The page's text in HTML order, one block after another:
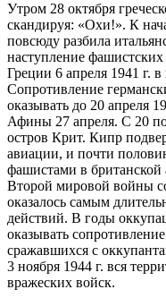
Утром 28 октября
скандируя: «Охи!». К
повсюду разбила
наступление
Греции 6 апреля 1941 г.
Сопротивление
оказывать до 20 апреля
Афины 27 апреля. С 20
остров Крит. Кипр
авиации, и почти
фашистами в
Второй мировой войны
оказалось самым
действий. В годы
оказывать
сражавшихся с
3 ноября 1944 г. вся
вражеских войск.